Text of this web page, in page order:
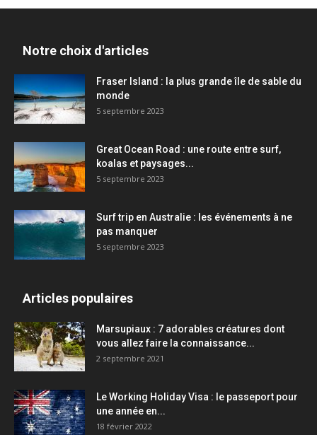
Notre choix d'articles
Fraser Island : la plus grande île de sable du
monde
5 septembre 2023
Great Ocean Road : une route entre surf,
koalas et paysages...
5 septembre 2023
Surf trip en Australie : les événements à ne
pas manquer
5 septembre 2023
Articles populaires
Marsupiaux : 7 adorables créatures dont
vous allez faire la connaissance...
2 septembre 2021
Le Working Holiday Visa : le passeport pour
une année en...
18 février 2022